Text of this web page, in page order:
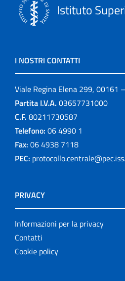
Istituto
I NOSTRI CONTATTI
Viale Regina Elena 299, 00161
Partita I.V.A. 03657731000
C.F. 80211730587
Telefono: 06 4990 1
Fax: 06 4938 7118
PEC:
PRIVACY
Informazioni per la privacy
Contatti
Cookie policy